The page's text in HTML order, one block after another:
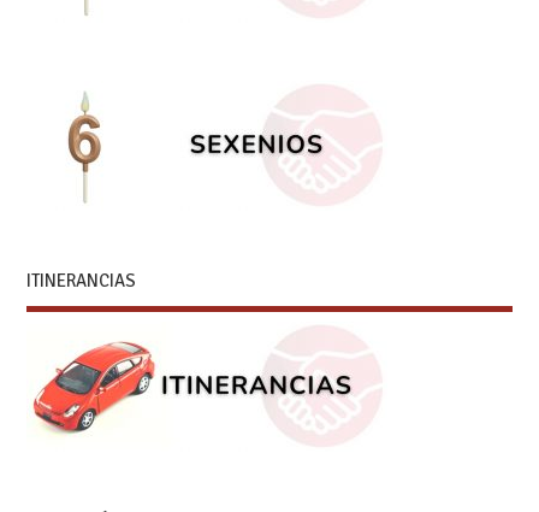
ITINERANCIAS